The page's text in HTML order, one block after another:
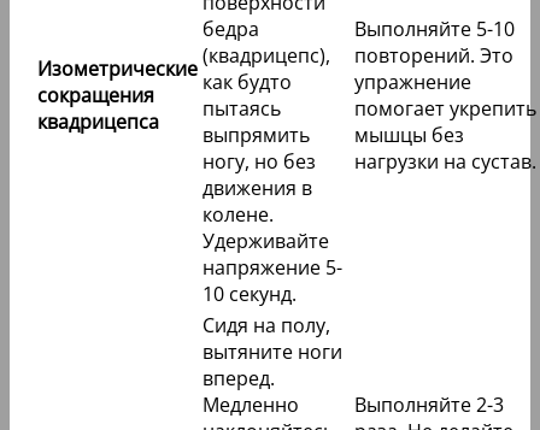
Изометрические
сокращения
квадрицепса
бедра
(квадрицепс),
как будто
пытаясь
выпрямить
ногу, но без
движения в
колене.
Удерживайте
напряжение 5-
10 секунд.
Выполняйте 5-10
повторений. Это
упражнение
помогает укрепить
мышцы без
нагрузки на сустав.
Сидя на полу,
вытяните ноги
вперед.
Медленно
Выполняйте 2-3